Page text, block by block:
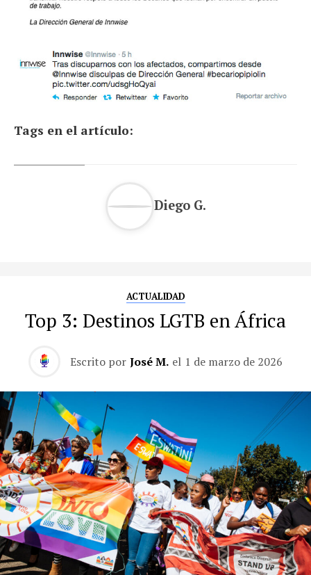
Tags en el artículo:
Diego G.
ACTUALIDAD
Top 3: Destinos LGTB en África
Escrito por José M. el 1 de marzo de 2026